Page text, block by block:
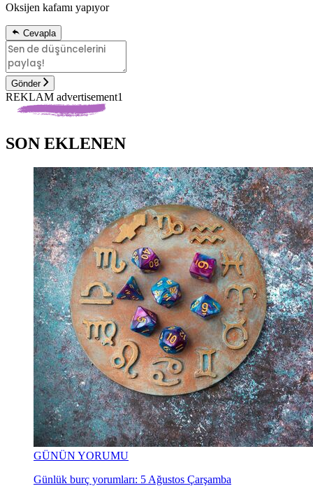
Oksijen kafamı yapıyor
Cevapla
Gönder
REKLAM advertisement1
SON EKLENEN
GÜNÜN YORUMU
Günlük burç yorumları: 5 Ağustos Çarşamba